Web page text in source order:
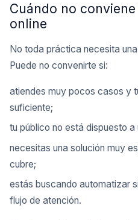
Cuándo no
online
No toda práctica necesita
Puede no convenirte si:
atiendes muy pocos casos y
suficiente;
tu público no está dispuesto
necesitas una solución muy
cubre;
estás buscando automatizar
flujo de atención.